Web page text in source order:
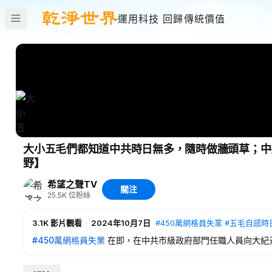
運用科技 回歸傳統價值
大小五毛們都知道中共時日無多，隨時做牆頭草；
野】
希望之聲TV
25.5K 位粉絲
關注
3.1K影片觀看 · 2024年10月7日 #450萬網格員失業 #五毛自感時
#450萬網格員失業 在即，在中共市級政府部門任職人員向大紀